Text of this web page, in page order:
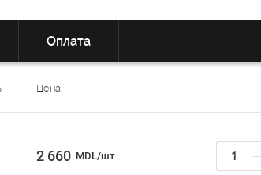
Оплата
Цена
2 660 MDL/шт